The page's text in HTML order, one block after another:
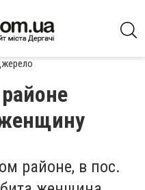
районе, в пос.